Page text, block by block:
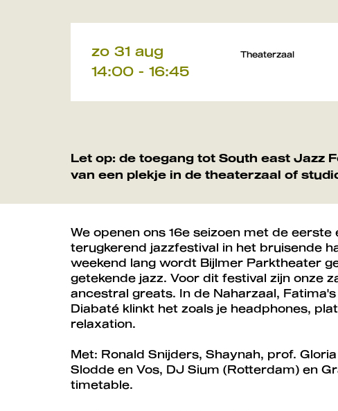
zo 31 aug
14:00 - 16:45
Theaterzaal
Let op: de toegang tot South east Jazz
van een plekje in de theaterzaal of
We openen ons 16e seizoen met de
terugkerend jazzfestival in het bruisende
weekend lang wordt Bijlmer Parktheater
getekende jazz. Voor dit festival zijn onze
ancestral greats. In de Naharzaal,
Diabaté klinkt het zoals je headphones,
relaxation.
Met: Ronald Snijders, Shaynah, prof.
Slodde en Vos, DJ Sium (Rotterdam) en
timetable.